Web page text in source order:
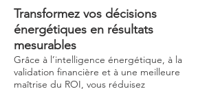
Transformez vos décisions
énergétiques en résultats
mesurables
Grâce à l’intelligence énergétique, à la
validation financière et à une meilleure
maîtrise du ROI, vous réduisez